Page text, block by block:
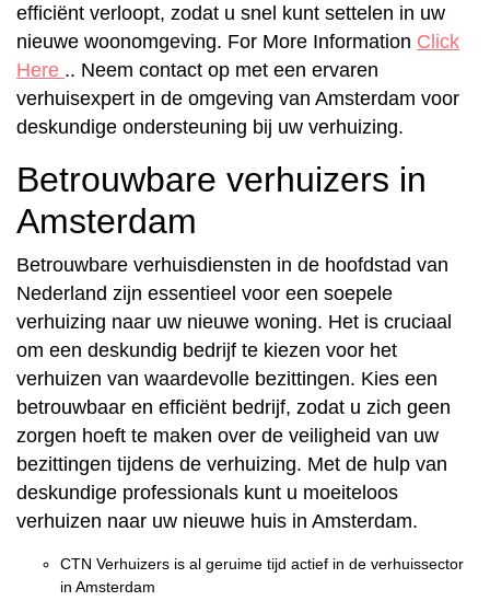
efficiënt verloopt, zodat u snel kunt settelen in uw
nieuwe woonomgeving. For More Information Click
Here .. Neem contact op met een ervaren
verhuisexpert in de omgeving van Amsterdam voor
deskundige ondersteuning bij uw verhuizing.
Betrouwbare verhuizers in
Amsterdam
Betrouwbare verhuisdiensten in de hoofdstad van
Nederland zijn essentieel voor een soepele
verhuizing naar uw nieuwe woning. Het is cruciaal
om een deskundig bedrijf te kiezen voor het
verhuizen van waardevolle bezittingen. Kies een
betrouwbaar en efficiënt bedrijf, zodat u zich geen
zorgen hoeft te maken over de veiligheid van uw
bezittingen tijdens de verhuizing. Met de hulp van
deskundige professionals kunt u moeiteloos
verhuizen naar uw nieuwe huis in Amsterdam.
CTN Verhuizers is al geruime tijd actief in de verhuissector
in Amsterdam